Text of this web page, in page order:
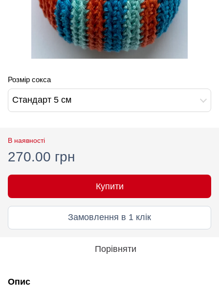
Розмір сокса
Стандарт 5 см
В наявності
270.00 грн
Купити
Замовлення в 1 клік
Порівняти
Опис